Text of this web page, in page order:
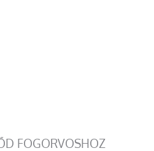
FOGORVOSHOZ